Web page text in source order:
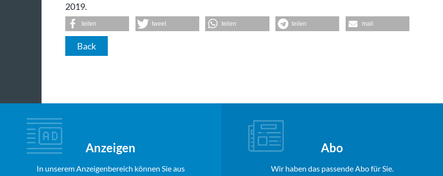
2019.
teilen tweet teilen teilen mail
Back
Anzeigen
In unserem Anzeigenbereich können Sie aus
Abo
Wir haben das passende Abo für Sie.